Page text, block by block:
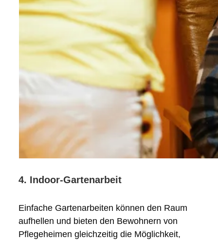
4. Indoor-Gartenarbeit
Einfache Gartenarbeiten können den Raum
aufhellen und bieten den Bewohnern von
Pflegeheimen gleichzeitig die Möglichkeit,